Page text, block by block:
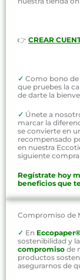
👉 CREAR
✓ Como bono
que pruebes la
de darte la
✓ Únete a
marcar la
se convierte en
recompensado
en nuestra
siguiente
Regístrate hoy
beneficios que
Compromiso de
✓ En Eccopaper®
sostenibilidad y
compromiso de
productos
asegurarnos de